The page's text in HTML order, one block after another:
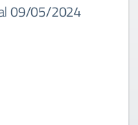
09/05/2024